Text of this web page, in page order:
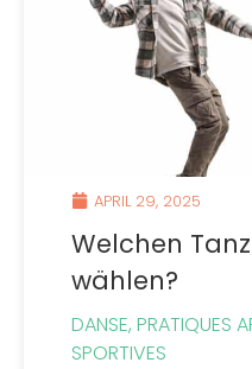
APRIL 29, 2025
Welchen
wählen?
DANSE, PRATIQUES
SPORTIVES